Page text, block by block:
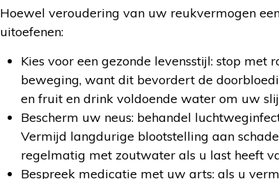
Hoewel veroudering van uw reukvermogen
uitoefenen:
Kies voor een gezonde levensstijl: stop
beweging, want dit bevordert de
en fruit en drink voldoende water om uw
Bescherm uw neus: behandel
Vermijd langdurige blootstelling aan
regelmatig met zoutwater als u last heeft
Bespreek medicatie met uw arts: als u